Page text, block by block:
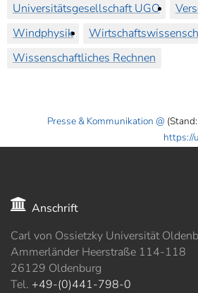
Universitätsgesellschaft UGO
Windphysik
Wissenschaftliches Rechnen
Presse & Kommunikation
https://
Anschrift
Carl von Ossietzky Universität
Ammerländer Heerstraße 114-118
26129 Oldenburg
Tel. +49-(0)441-798-0